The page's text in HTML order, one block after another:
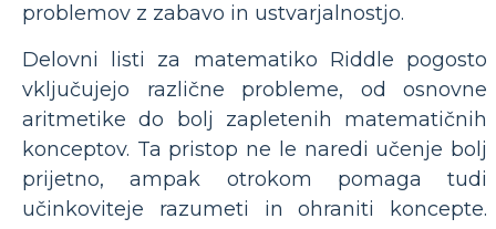
problemov z zabavo in ustvarjalnostjo.
Delovni listi za matematiko Riddle pogosto
vključujejo različne probleme, od osnovne
aritmetike do bolj zapletenih matematičnih
konceptov. Ta pristop ne le naredi učenje bolj
prijetno, ampak otrokom pomaga tudi
učinkoviteje razumeti in ohraniti koncepte.